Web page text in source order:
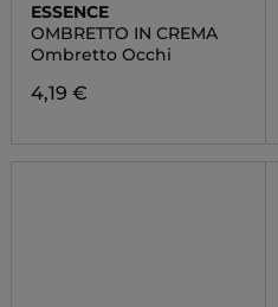
ESSENCE
OMBRETTO IN CREMA
Ombretto Occhi
4,19 €